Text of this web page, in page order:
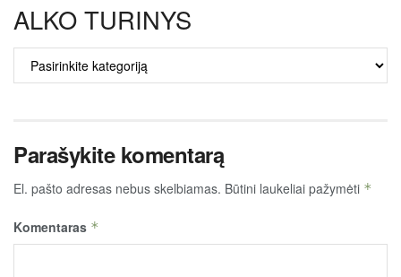
ALKO TURINYS
ALKO
TURINYS
Parašykite komentarą
El. pašto adresas nebus skelbiamas. Būtini laukeliai pažymėti *
Komentaras *